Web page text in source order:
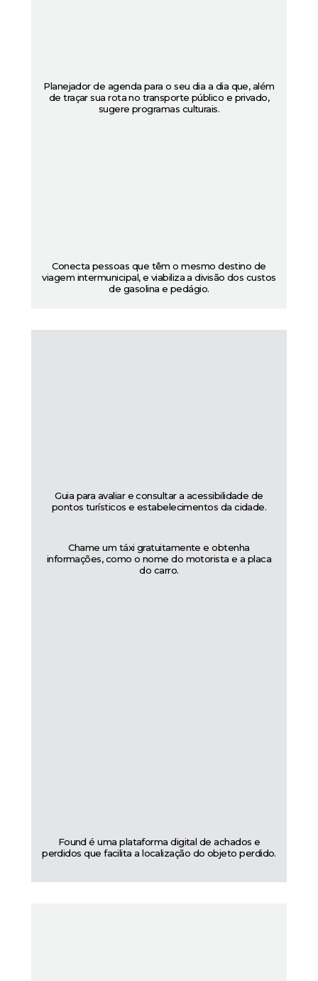
Planejador de agenda para o seu dia a dia que, além
de traçar sua rota no transporte público e privado,
sugere programas culturais.
Conecta pessoas que têm o mesmo destino de
viagem intermunicipal, e viabiliza a divisão dos custos
de gasolina e pedágio.
Guia para avaliar e consultar a acessibilidade de
pontos turísticos e estabelecimentos da cidade.
Chame um táxi gratuitamente e obtenha
informações, como o nome do motorista e a placa
do carro.
Found é uma plataforma digital de achados e
perdidos que facilita a localização do objeto perdido.